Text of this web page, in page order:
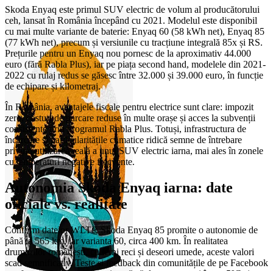
Skoda Enyaq este primul SUV electric de volum al producătorului
ceh, lansat în România începând cu 2021. Modelul este disponibil
cu mai multe variante de baterie: Enyaq 60 (58 kWh net), Enyaq 85
(77 kWh net), precum și versiunile cu tracțiune integrală 85x și RS.
Prețurile pentru un Enyaq nou pornesc de la aproximativ 44.000
euro (fără Rabla Plus), iar pe piața second hand, modelele din 2021-
2022 cu rulaj redus se găsesc între 32.000 și 39.000 euro, în funcție
de echipare și kilometraj.
În România, avantajele fiscale pentru electrice sunt clare: impozit
zero, costuri de parcare reduse în multe orașe și acces la subvenții
consistente prin programul Rabla Plus. Totuși, infrastructura de
încărcare și particularitățile climatice ridică semne de întrebare
privind utilizarea reală a unui SUV electric iarna, mai ales în zonele
cu temperaturi negative frecvente.
Autonomia Skoda Enyaq iarna: date
oficiale vs. realitate
Conform datelor WLTP, Skoda Enyaq 85 promite o autonomie de
până la 565 km, iar varianta 60, circa 400 km. În realitatea
drumurilor românești, cu ierni reci și deseori umede, aceste valori
scad semnificativ. Teste și feedback din comunitățile de pe Facebook